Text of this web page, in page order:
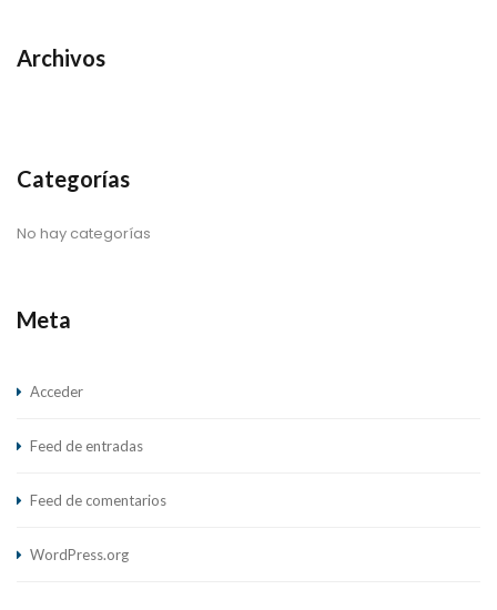
Archivos
Categorías
No hay categorías
Meta
Acceder
Feed de entradas
Feed de comentarios
WordPress.org